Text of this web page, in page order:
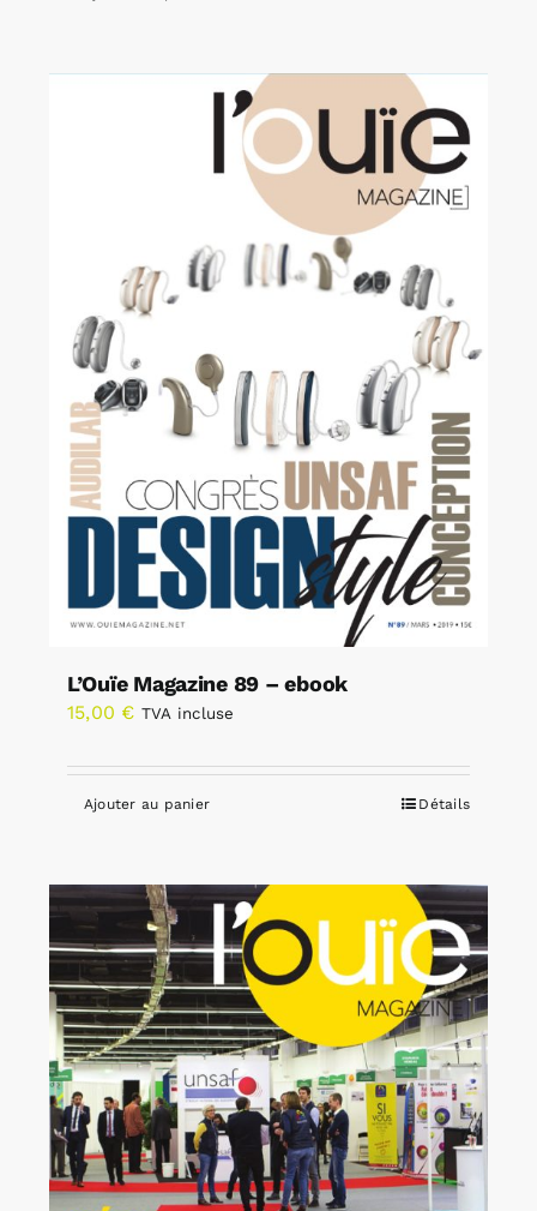
L’Ouïe Magazine 89 – ebook
15,00 € TVA incluse
Ajouter au panier Détails